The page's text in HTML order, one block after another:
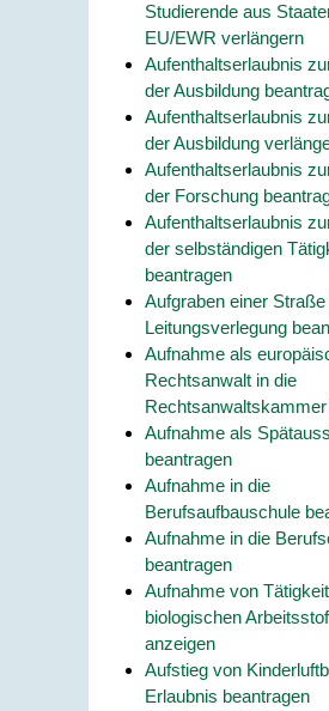
Studierende aus
EU/EWR verlängern
Aufenthaltserlaubnis
der Ausbildung
Aufenthaltserlaubnis
der Ausbildung
Aufenthaltserlaubnis
der Forschung
Aufenthaltserlaubnis
der selbständigen
beantragen
Aufgraben einer Straße
Leitungsverlegung
Aufnahme als
Rechtsanwalt in die
Aufnahme als
beantragen
Aufnahme in die
Berufsaufbauschule
Aufnahme in die
beantragen
Aufnahme von
biologischen
anzeigen
Aufstieg von
Erlaubnis beantragen